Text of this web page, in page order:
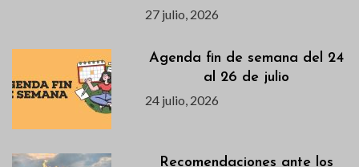
27 julio, 2026
Agenda fin de semana del 24
al 26 de julio
24 julio, 2026
Recomendaciones ante los